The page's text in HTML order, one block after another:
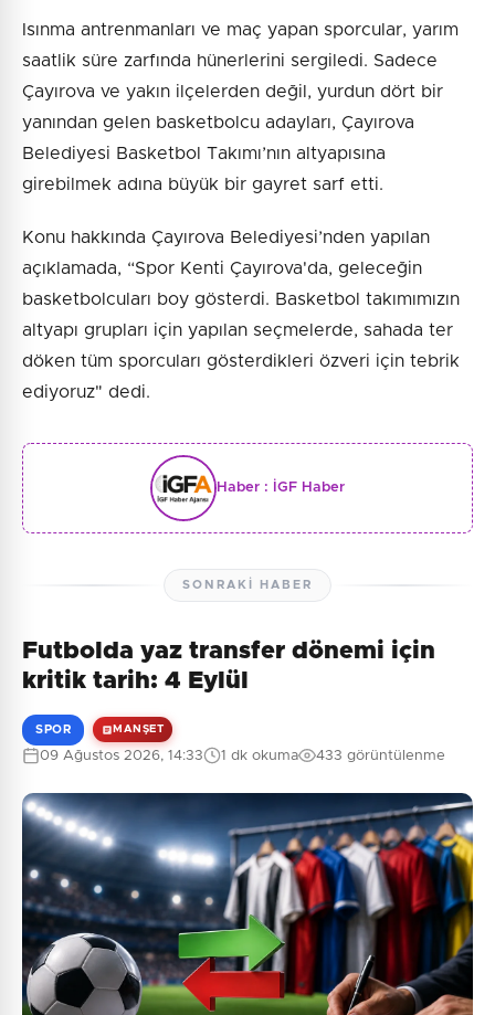
Isınma antrenmanları ve maç yapan sporcular, yarım
saatlik süre zarfında hünerlerini sergiledi. Sadece
Çayırova ve yakın ilçelerden değil, yurdun dört bir
yanından gelen basketbolcu adayları, Çayırova
Belediyesi Basketbol Takımı’nın altyapısına
girebilmek adına büyük bir gayret sarf etti.
Konu hakkında Çayırova Belediyesi’nden yapılan
açıklamada, “Spor Kenti Çayırova'da, geleceğin
basketbolcuları boy gösterdi. Basketbol takımımızın
altyapı grupları için yapılan seçmelerde, sahada ter
döken tüm sporcuları gösterdikleri özveri için tebrik
ediyoruz" dedi.
Haber : İGF Haber
SONRAKI HABER
Futbolda yaz transfer dönemi için
kritik tarih: 4 Eylül
SPOR MANŞET
09 Ağustos 2026, 14:33 1 dk okuma 433 görüntülenme